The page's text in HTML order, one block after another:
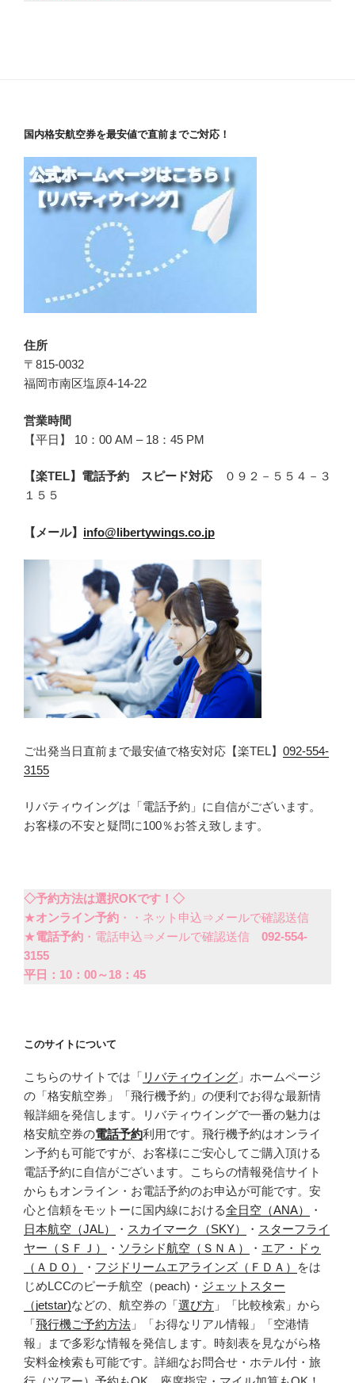
国内格安航空券を最安値で直前までご対応！
住所
〒815-0032
福岡市南区塩原4-14-22
営業時間
【平日】 10：00 AM – 18：45 PM
【楽TEL】電話予約 スピード対応
０９２－５５４－３
１５５
【メール】 info@libertywings.co.jp
ご出発当日直前まで最安値で格安対応【楽TEL】 092-554-
3155
リバティウイングは「電話予約」に自信がございます。
お客様の不安と疑問に100％お答え致します。
◇予約方法は選択OKです！◇
★オンライン予約 ・・ネット申込⇒メールで確認送信
★電話予約 ・電話申込⇒メールで確認送信 092-554-
3155
平日：10：00～18：45
このサイトについて
こちらのサイトでは「 リバティウイング 」ホームページ
の「格安航空券」「飛行機予約」の便利でお得な最新情
報詳細を発信します。リバティウイングで一番の魅力は
格安航空券の電話予約利用です。飛行機予約はオンライ
ン予約も可能ですが、お客様にご安心してご購入頂ける
電話予約に自信がございます。こちらの情報発信サイト
からもオンライン・お電話予約のお申込が可能です。安
心と信頼をモットーに国内線における全日空（ANA）
・
日本航空（JAL）
・ スカイマーク（SKY） ・ スターフライ
ヤー（ＳＦＪ）
・ ソラシド航空（ＳＮＡ） ・ エア・ドゥ
（ＡＤＯ）
・ フジドリームエアラインズ（ＦＤＡ）
をは
じめLCCのピーチ航空（peach)・ ジェットスター
（jetstar)などの、航空券の「選び方 」「比較検索」から
「飛行機ご予約方法 」「お得なリアル情報」「空港情
報」まで多彩な情報を発信します。時刻表を見ながら格
安料金検索も可能です。詳細なお問合せ・ホテル付・旅